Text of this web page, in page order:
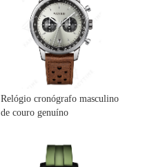
Relógio cronógrafo masculino
de couro genuíno